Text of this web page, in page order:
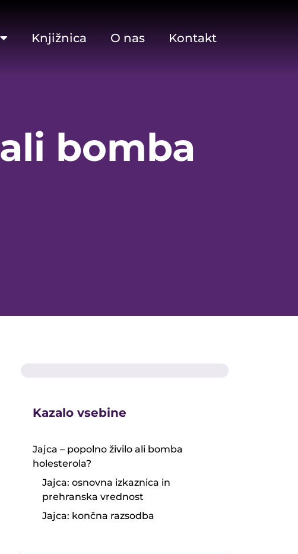
Knjižnica O nas Kontakt
bomba
Kazalo vsebine
Jajca – popolno živilo ali bomba
holesterola?
Jajca: osnovna izkaznica in
prehranska vrednost
Jajca: končna razsodba